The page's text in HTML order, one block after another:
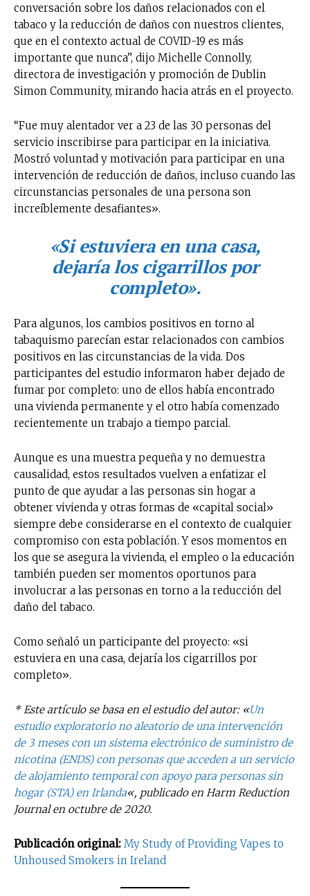
conversación sobre los daños relacionados con el
tabaco y la reducción de daños con nuestros clientes,
que en el contexto actual de COVID-19 es más
importante que nunca”, dijo Michelle Connolly,
directora de investigación y promoción de Dublin
Simon Community, mirando hacia atrás en el proyecto.
“Fue muy alentador ver a 23 de las 30 personas del
servicio inscribirse para participar en la iniciativa.
Mostró voluntad y motivación para participar en una
intervención de reducción de daños, incluso cuando las
circunstancias personales de una persona son
increíblemente desafiantes».
«Si estuviera en una casa,
dejaría los cigarrillos por
completo».
Para algunos, los cambios positivos en torno al
tabaquismo parecían estar relacionados con cambios
positivos en las circunstancias de la vida. Dos
participantes del estudio informaron haber dejado de
fumar por completo: uno de ellos había encontrado
una vivienda permanente y el otro había comenzado
recientemente un trabajo a tiempo parcial.
Aunque es una muestra pequeña y no demuestra
causalidad, estos resultados vuelven a enfatizar el
punto de que ayudar a las personas sin hogar a
obtener vivienda y otras formas de «capital social»
siempre debe considerarse en el contexto de cualquier
compromiso con esta población. Y esos momentos en
los que se asegura la vivienda, el empleo o la educación
también pueden ser momentos oportunos para
involucrar a las personas en torno a la reducción del
daño del tabaco.
Como señaló un participante del proyecto: «si
estuviera en una casa, dejaría los cigarrillos por
completo».
* Este artículo se basa en el estudio del autor: «Un
estudio exploratorio no aleatorio de una intervención
de 3 meses con un sistema electrónico de suministro de
nicotina (ENDS) con personas que acceden a un servicio
de alojamiento temporal con apoyo para personas sin
hogar (STA) en Irlanda«, publicado en Harm Reduction
Journal en octubre de 2020.
Publicación original: My Study of Providing Vapes to
Unhoused Smokers in Ireland